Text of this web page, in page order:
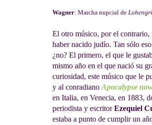
Wagner: Marcha nupcial de
El otro músico, por el
haber nacido judío. Tan sólo
¿no? El primero, el que le
mismo año en el que nació su
curiosidad, este músico que le
y al conradiano Apocalypse
en Italia, en Venecia, en 1883,
periodista y escritorEzequiel
estaba a punto de cumplir un